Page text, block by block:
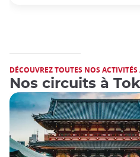
DÉCOUVREZ TOUTES NOS
Nos circuits à